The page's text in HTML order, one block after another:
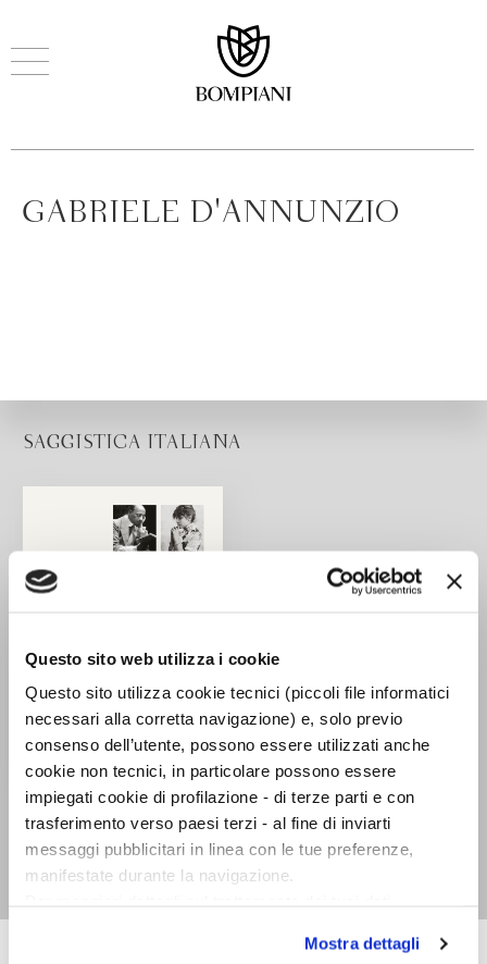
Questo sito web utilizza i cookie
Questo sito utilizza cookie tecnici (piccoli file informatici
necessari alla corretta navigazione) e, solo previo
consenso dell’utente, possono essere utilizzati anche
cookie non tecnici, in particolare possono essere
impiegati cookie di profilazione - di terze parti e con
trasferimento verso paesi terzi - al fine di inviarti
messaggi pubblicitari in linea con le tue preferenze,
manifestate durante la navigazione.
scelte privacy sui cookie, ti invitiamo a prendere visione
Mostra dettagli
GABRIELE D'ANNUNZIO
SAGGISTICA ITALIANA
Come il mare io ti parlo
Gabriele D'Annunzio,
Eleonora Duse